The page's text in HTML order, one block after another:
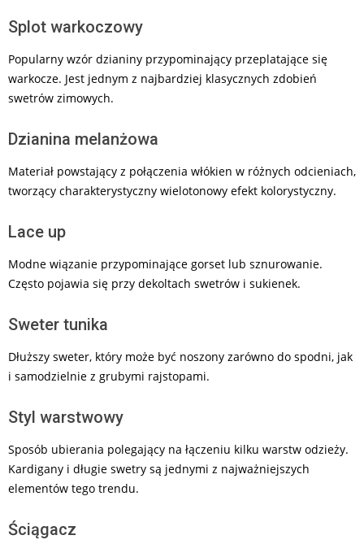
Splot warkoczowy
Popularny wzór dzianiny przypominający przeplatające się
warkocze. Jest jednym z najbardziej klasycznych zdobień
swetrów zimowych.
Dzianina melanżowa
Materiał powstający z połączenia włókien w różnych odcieniach,
tworzący charakterystyczny wielotonowy efekt kolorystyczny.
Lace up
Modne wiązanie przypominające gorset lub sznurowanie.
Często pojawia się przy dekoltach swetrów i sukienek.
Sweter tunika
Dłuższy sweter, który może być noszony zarówno do spodni, jak
i samodzielnie z grubymi rajstopami.
Styl warstwowy
Sposób ubierania polegający na łączeniu kilku warstw odzieży.
Kardigany i długie swetry są jednymi z najważniejszych
elementów tego trendu.
Ściągacz